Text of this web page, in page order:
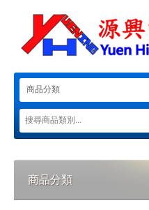
商品分類
商品分類